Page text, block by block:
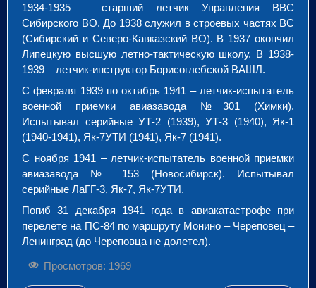
1934-1935 – старший летчик Управления ВВС
Сибирского ВО. До 1938 служил в строевых частях ВС
(Сибирский и Северо-Кавказский ВО). В 1937 окончил
Липецкую высшую летно-тактическую школу. В 1938-
1939 – летчик-инструктор Борисоглебской ВАШЛ.
С февраля 1939 по октябрь 1941 – летчик-испытатель
военной приемки авиазавода №301 (Химки).
Испытывал серийные УТ-2 (1939), УТ-3 (1940), Як-1
(1940-1941), Як-7УТИ (1941), Як-7 (1941).
С ноября 1941 – летчик-испытатель военной приемки
авиазавода № 153 (Новосибирск). Испытывал
серийные ЛаГГ-3, Як-7, Як-7УТИ.
Погиб 31 декабря 1941 года в авиакатастрофе при
перелете на ПС-84 по маршруту Монино – Череповец –
Ленинград (до Череповца не долетел).
Просмотров: 1969